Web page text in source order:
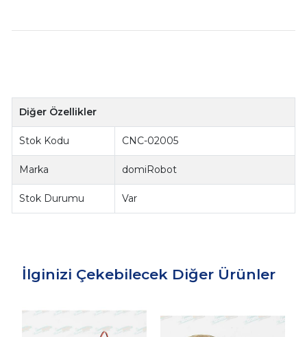
Diğer Özellikler
Stok Kodu CNC-02005
Marka domiRobot
Stok Durumu Var
İlginizi Çekebilecek Diğer Ürünler